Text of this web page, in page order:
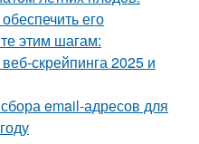
его
этим шагам:
скрейпинга 2025 и
email-адресов для